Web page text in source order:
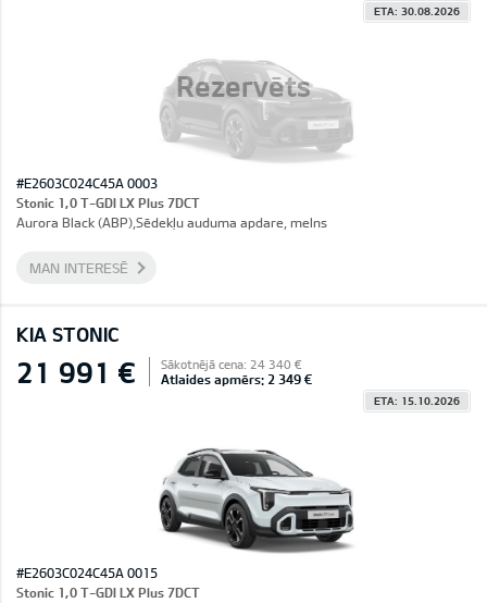
Rezervēts
ETA: 30.08.2026
#E2603C024C45A 0003
Stonic 1,0 T-GDI LX Plus 7DCT
Aurora Black (ABP),Sēdekļu auduma apdare, melns
MAN INTERESĒ
KIA STONIC
21 991 € Sākotnējā cena: 24 340 €
Atlaides apmērs: 2 349 €
ETA: 15.10.2026
#E2603C024C45A 0015
Stonic 1,0 T-GDI LX Plus 7DCT